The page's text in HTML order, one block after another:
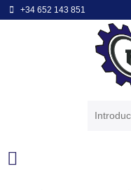
+34 652 143 851